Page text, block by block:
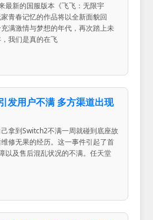
最新的国服版本《飞飞：无限宇
青春记忆的作品将以全新面貌回
满激情与梦想的年代，再次踏上未
我们是真的在飞
发用户不满 多方渠道出现
拿到Switch2不满一周就碰到底座故
修无果的经历。这一事件引起了首
以及售后混乱状况的不满。任天堂